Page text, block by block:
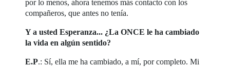
por lo menos, ahora tenemos más contacto con los
compañeros, que antes no tenía.
Y a usted Esperanza... ¿La ONCE le ha cambiado
la vida en algún sentido?
E.P.: Sí, ella me ha cambiado, a mí, por completo. Mi